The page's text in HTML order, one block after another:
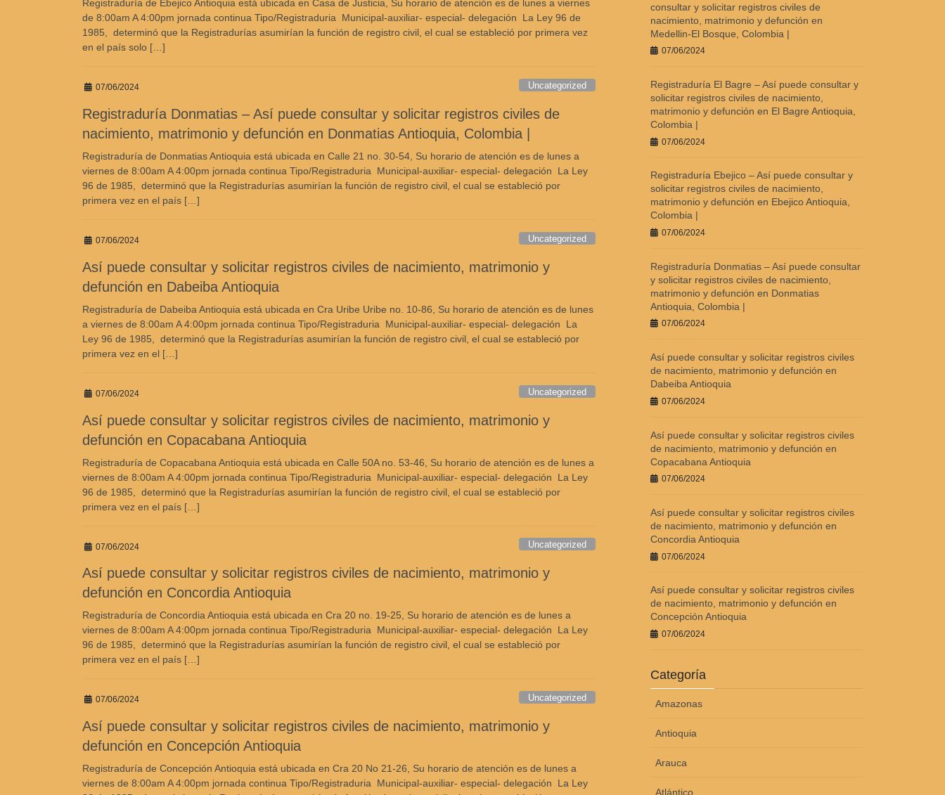
Registraduría de Ebejico Antioquia está ubicada en Casa de Justicia, Su horario de atención es de lunes a viernes
de 8:00am A 4:00pm jornada continua Tipo/Registraduria Municipal-auxiliar- especial- delegación La Ley 96 de
1985, determinó que la Registradurías asumirían la función de registro civil, el cual se estableció por primera vez
en el país solo […]
07/06/2024 Uncategorized
Registraduría Donmatias – Así puede consultar y solicitar registros civiles de
nacimiento, matrimonio y defunción en Donmatias Antioquia, Colombia |
Registraduría de Donmatias Antioquia está ubicada en Calle 21 no. 30-54, Su horario de atención es de lunes a
viernes de 8:00am A 4:00pm jornada continua Tipo/Registraduria Municipal-auxiliar- especial- delegación La Ley
96 de 1985, determinó que la Registradurías asumirían la función de registro civil, el cual se estableció por
primera vez en el país […]
07/06/2024 Uncategorized
Así puede consultar y solicitar registros civiles de nacimiento, matrimonio y
defunción en Dabeiba Antioquia
Registraduría de Dabeiba Antioquia está ubicada en Cra Uribe Uribe no. 10-86, Su horario de atención es de lunes
a viernes de 8:00am A 4:00pm jornada continua Tipo/Registraduria Municipal-auxiliar- especial- delegación La
Ley 96 de 1985, determinó que la Registradurías asumirían la función de registro civil, el cual se estableció por
primera vez en el […]
07/06/2024 Uncategorized
Así puede consultar y solicitar registros civiles de nacimiento, matrimonio y
defunción en Copacabana Antioquia
Registraduría de Copacabana Antioquia está ubicada en Calle 50A no. 53-46, Su horario de atención es de lunes a
viernes de 8:00am A 4:00pm jornada continua Tipo/Registraduria Municipal-auxiliar- especial- delegación La Ley
96 de 1985, determinó que la Registradurías asumirían la función de registro civil, el cual se estableció por
primera vez en el país […]
07/06/2024 Uncategorized
Así puede consultar y solicitar registros civiles de nacimiento, matrimonio y
defunción en Concordia Antioquia
Registraduría de Concordia Antioquia está ubicada en Cra 20 no. 19-25, Su horario de atención es de lunes a
viernes de 8:00am A 4:00pm jornada continua Tipo/Registraduria Municipal-auxiliar- especial- delegación La Ley
96 de 1985, determinó que la Registradurías asumirían la función de registro civil, el cual se estableció por
primera vez en el país […]
07/06/2024 Uncategorized
Así puede consultar y solicitar registros civiles de nacimiento, matrimonio y
defunción en Concepción Antioquia
Registraduría de Concepción Antioquia está ubicada en Cra 20 No 21-26, Su horario de atención es de lunes a
viernes de 8:00am A 4:00pm jornada continua Tipo/Registraduria Municipal-auxiliar- especial- delegación La Ley
consultar y solicitar registros civiles de
nacimiento, matrimonio y defunción en
Medellin-El Bosque, Colombia |
07/06/2024
Registraduría El Bagre – Así puede consultar y
solicitar registros civiles de nacimiento,
matrimonio y defunción en El Bagre Antioquia,
Colombia |
07/06/2024
Registraduría Ebejico – Así puede consultar y
solicitar registros civiles de nacimiento,
matrimonio y defunción en Ebejico Antioquia,
Colombia |
07/06/2024
Registraduría Donmatias – Así puede consultar
y solicitar registros civiles de nacimiento,
matrimonio y defunción en Donmatias
Antioquia, Colombia |
07/06/2024
Así puede consultar y solicitar registros civiles
de nacimiento, matrimonio y defunción en
Dabeiba Antioquia
07/06/2024
Así puede consultar y solicitar registros civiles
de nacimiento, matrimonio y defunción en
Copacabana Antioquia
07/06/2024
Así puede consultar y solicitar registros civiles
de nacimiento, matrimonio y defunción en
Concordia Antioquia
07/06/2024
Así puede consultar y solicitar registros civiles
de nacimiento, matrimonio y defunción en
Concepción Antioquia
07/06/2024
Categoría
Amazonas
Antioquia
Arauca
Atlántico